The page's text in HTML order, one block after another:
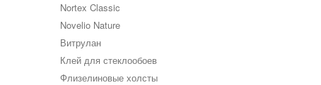
Nortex Classic
Novelio Nature
Витрулан
Клей для стеклообоев
Флизелиновые холсты